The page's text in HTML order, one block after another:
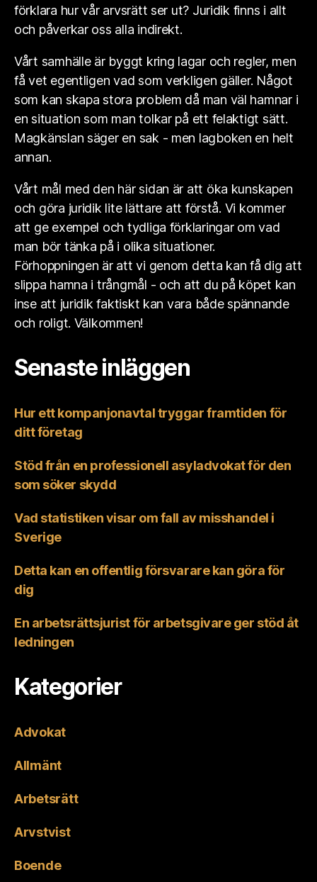
förklara hur vår arvsrätt ser ut? Juridik finns i allt
och påverkar oss alla indirekt.
Vårt samhälle är byggt kring lagar och regler, men
få vet egentligen vad som verkligen gäller. Något
som kan skapa stora problem då man väl hamnar i
en situation som man tolkar på ett felaktigt sätt.
Magkänslan säger en sak - men lagboken en helt
annan.
Vårt mål med den här sidan är att öka kunskapen
och göra juridik lite lättare att förstå. Vi kommer
att ge exempel och tydliga förklaringar om vad
man bör tänka på i olika situationer.
Förhoppningen är att vi genom detta kan få dig att
slippa hamna i trångmål - och att du på köpet kan
inse att juridik faktiskt kan vara både spännande
och roligt. Välkommen!
Senaste inläggen
Hur ett kompanjonavtal tryggar framtiden för
ditt företag
Stöd från en professionell asyladvokat för den
som söker skydd
Vad statistiken visar om fall av misshandel i
Sverige
Detta kan en offentlig försvarare kan göra för
dig
En arbetsrättsjurist för arbetsgivare ger stöd åt
ledningen
Kategorier
Advokat
Allmänt
Arbetsrätt
Arvstvist
Boende